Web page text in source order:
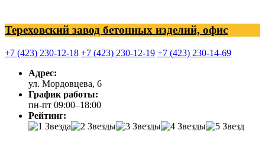
Тереховский завод бетонных изделий, офис
+7 (423) 230-12-18 +7 (423) 230-12-19 +7 (423) 230-14-69
Адрес:
ул. Мордовцева, 6
График работы:
пн-пт 09:00–18:00
Рейтинг: